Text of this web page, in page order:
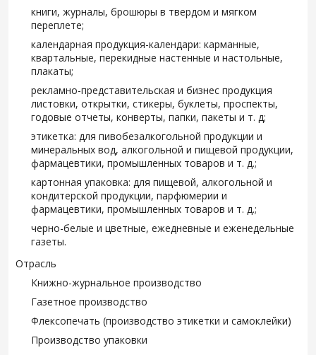
книги, журналы, брошюры в твердом и мягком
переплете;
календарная продукция-календари: карманные,
квартальные, перекидные настенные и настольные,
плакаты;
рекламно-представительская и бизнес продукция
листовки, открытки, стикеры, буклеты, проспекты,
годовые отчеты, конверты, папки, пакеты и т. д;
этикетка: для пивобезалкогольной продукции и
минеральных вод, алкогольной и пищевой продукции,
фармацевтики, промышленных товаров и т. д.;
картонная упаковка: для пищевой, алкогольной и
кондитерской продукции, парфюмерии и
фармацевтики, промышленных товаров и т. д.;
черно-белые и цветные, ежедневные и еженедельные
газеты.
Отрасль
Книжно-журнальное производство
Газетное производство
Флексопечать (производство этикетки и самоклейки)
Производство упаковки